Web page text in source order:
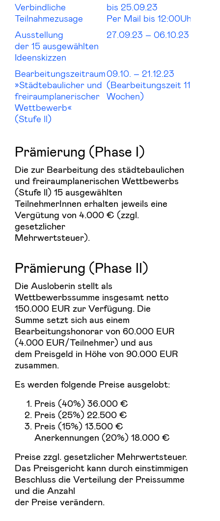
Verbindliche
Teilnahmezusage
bis 25.09.23
Per Mail bis 12:00Uhr
Ausstellung
der 15 ausgewählten
Ideenskizzen
27.09.23 – 06.10.23
Bearbeitungszeitraum
»Städtebaulicher und
freiraumplanerischer
Wettbewerb«
(Stufe ll)
09.10. – 21.12.23
(Bearbeitungszeit 11
Wochen)
Prämierung (Phase I)
Die zur Bearbeitung des städtebaulichen
und freiraumplanerischen Wettbewerbs
(Stufe ll) 15 ausgewählten
TeilnehmerInnen erhalten jeweils eine
Vergütung von 4.000 € (zzgl.
gesetzlicher
Mehrwertsteuer).
Prämierung (Phase II)
Die Ausloberin stellt als
Wettbewerbssumme insgesamt netto
150.000 EUR zur Verfügung. Die
Summe setzt sich aus einem
Bearbeitungshonorar von 60.000 EUR
(4.000 EUR/Teilnehmer) und aus
dem Preisgeld in Höhe von 90.000 EUR
zusammen.
Es werden folgende Preise ausgelobt:
Preis (40%) 36.000 €
Preis (25%) 22.500 €
Preis (15%) 13.500 €
Anerkennungen (20%) 18.000 €
Preise zzgl. gesetzlicher Mehrwertsteuer.
Das Preisgericht kann durch einstimmigen
Beschluss die Verteilung der Preissumme
und die Anzahl
der Preise verändern.